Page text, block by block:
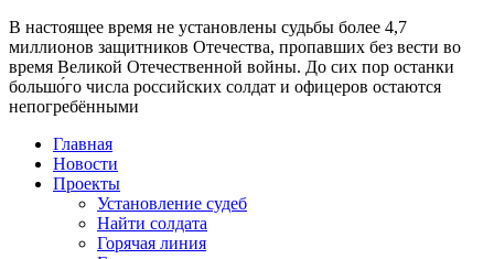
В настоящее время не установлены судьбы более 4,7
миллионов защитников Отечества, пропавших без вести во
время Великой Отечественной войны. До сих пор останки
большо́го числа российских солдат и офицеров остаются
непогребёнными
Главная
Новости
Проекты
Установление судеб
Найти солдата
Горячая линия